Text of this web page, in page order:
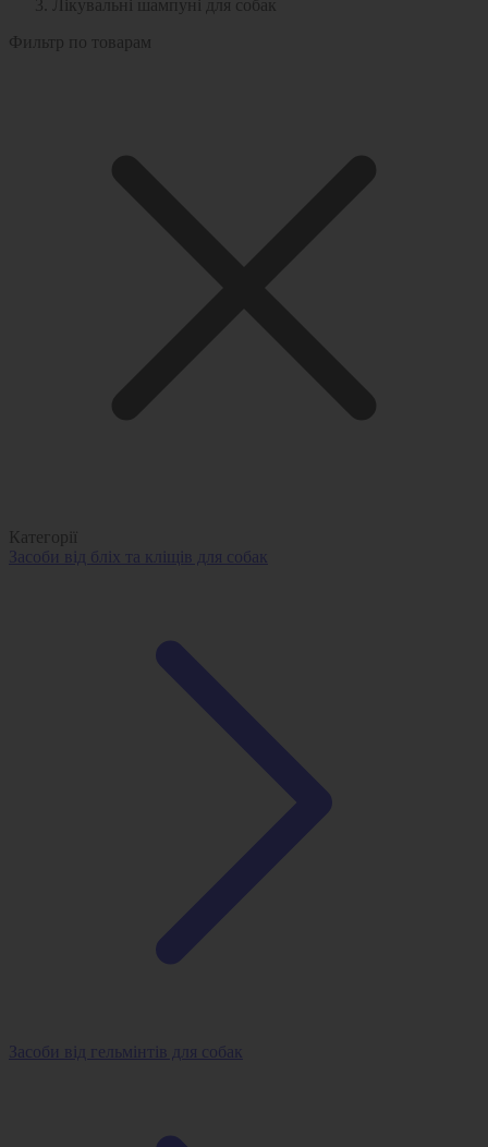
Лікувальні шампуні для собак
Фильтр по товарам
Категорії
Засоби від бліх та кліщів для собак
Засоби від гельмінтів для собак